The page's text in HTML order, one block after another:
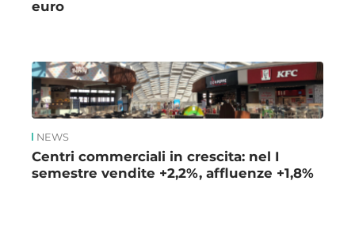
euro
NEWS
Centri commerciali in crescita: nel I
semestre vendite +2,2%, affluenze +1,8%